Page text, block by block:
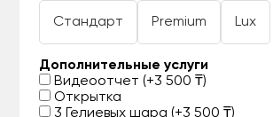
Стандарт Premium Lux
Дополнительные услуги
Видеоотчет (+3 500 ₸)
Открытка
3 Гелиевых шара (+3 500 ₸)